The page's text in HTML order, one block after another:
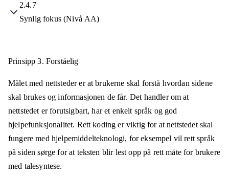
2.4.7
Synlig fokus (Nivå AA)
Prinsipp 3. Forståelig
Målet med nettsteder er at brukerne skal forstå hvordan sidene
skal brukes og informasjonen de får. Det handler om at
nettstedet er forutsigbart, har et enkelt språk og god
hjelpefunksjonalitet. Rett koding er viktig for at nettstedet skal
fungere med hjelpemiddelteknologi, for eksempel vil rett språk
på siden sørge for at teksten blir lest opp på rett måte for brukere
med talesyntese.